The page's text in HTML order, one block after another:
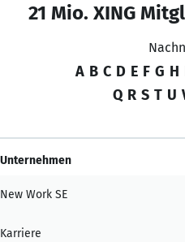
21 Mio. XING
A B C D E F G H
Q R S T U
Unternehmen
New Work SE
Karriere